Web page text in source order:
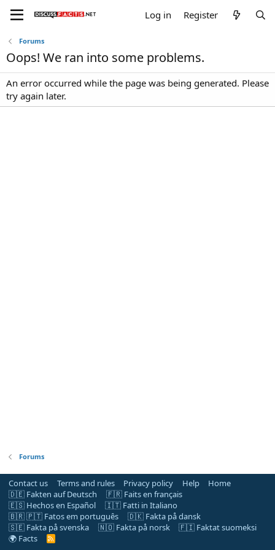
Log in Register
Forums
Oops! We ran into some problems.
An error occurred while the page was being generated. Please
try again later.
Forums
Contact us Terms and rules Privacy policy Help
Home
🇩🇪 Fakten auf Deutsch
🇫🇷 Faits en français
🇪🇸 Hechos en Español
🇮🇹 Fatti in Italiano
🇧🇷 🇵🇹 Fatos em português
🇩🇰 Fakta på dansk
🇸🇪 Fakta på svenska
🇳🇴 Fakta på norsk
🇫🇮 Faktat suomeksi
🌍 Facts
R